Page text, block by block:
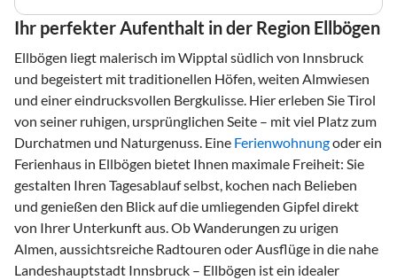
Ihr perfekter Aufenthalt in der Region Ellbögen
Ellbögen liegt malerisch im Wipptal südlich von Innsbruck
und begeistert mit traditionellen Höfen, weiten Almwiesen
und einer eindrucksvollen Bergkulisse. Hier erleben Sie Tirol
von seiner ruhigen, ursprünglichen Seite – mit viel Platz zum
Durchatmen und Naturgenuss. Eine Ferienwohnungoder ein
Ferienhaus in Ellbögen bietet Ihnen maximale Freiheit: Sie
gestalten Ihren Tagesablauf selbst, kochen nach Belieben
und genießen den Blick auf die umliegenden Gipfel direkt
von Ihrer Unterkunft aus. Ob Wanderungen zu urigen
Almen, aussichtsreiche Radtouren oder Ausflüge in die nahe
Landeshauptstadt Innsbruck – Ellbögen ist ein idealer